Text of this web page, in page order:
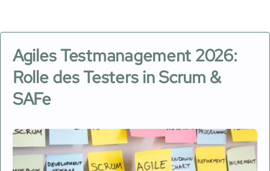
Agiles Testmanagement 2026:
Rolle des Testers in Scrum &
SAFe
Image